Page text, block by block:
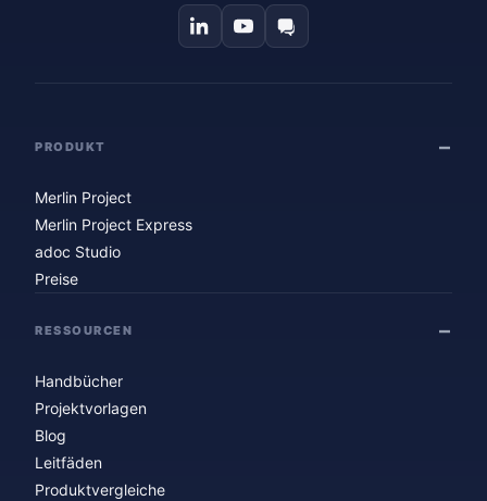
PRODUKT
Merlin Project
Merlin Project Express
adoc Studio
Preise
RESSOURCEN
Handbücher
Projektvorlagen
Blog
Leitfäden
Produktvergleiche